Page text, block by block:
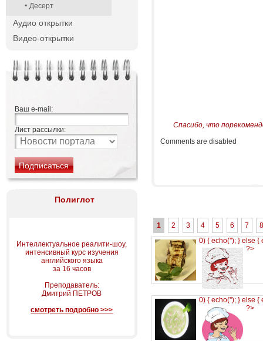
Десерт
Аудио открытки
Видео-открытки
Ваш e-mail:
Лист рассылки:
Полиглот
Интеллектуальное реалити-шоу,
интенсивный курс изучения
английского языка
за 16 часов
Преподаватель:
Дмитрий ПЕТРОВ
смотреть подробно >>>
Спасибо, что
Comments are disabled
1 2 3 4 5 6 7
8
0) { echo(''); } else {
?>
0) { echo(''); } else {
?>